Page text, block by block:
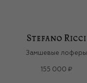
Замшевые лоферы
155 000 ₽